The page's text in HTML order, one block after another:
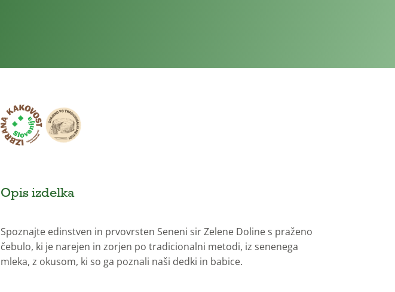
Opis izdelka
Spoznajte edinstven in prvovrsten Seneni sir Zelene Doline s praženo
čebulo, ki je narejen in zorjen po tradicionalni metodi, iz senenega
mleka, z okusom, ki so ga poznali naši dedki in babice.